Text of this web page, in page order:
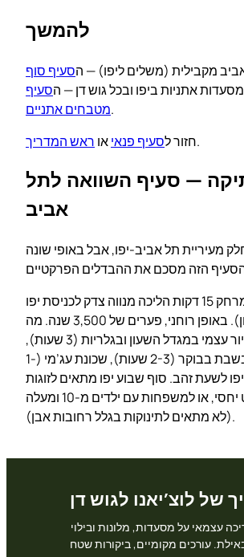
להמשך
מקבילית (משלים ליפו) — הסעיף סוף
אתניות ביפו ובכל גוש דן — הסעיף
מטבחים אתניים.
חזור לסעיף פנאיאו ראש המדריך .
— סעיף השוואה לתל
אביב
מעיריית תל אביב-יפו, אבל באופי שונה
יפו תל אביב — מרחק 15 דקות הליכה מנווה צדק לכניסת יפו
(מגדל השעון). באופן רוחני, פערים של 3,500 שנה. מה
לעשות ביפו: סיור עצמי במגדל השעון ובגלריות (3 שעות),
שוק הפישפשים בשבת בבוקר (2-3 שעות), שכונת עג’מי (1-
לשעת זהב. סוף שבוע יפו מתאים לזוגות
שמחפשים שקט יחסי, או למשפחות עם ילדים מ-10 ומעלה
(לא מתאים לתינוקות בגלל רחובות אבן).
של לוצ’יאנו לגוש דן
עצמאי על מסעדות, מלונות ובילוי